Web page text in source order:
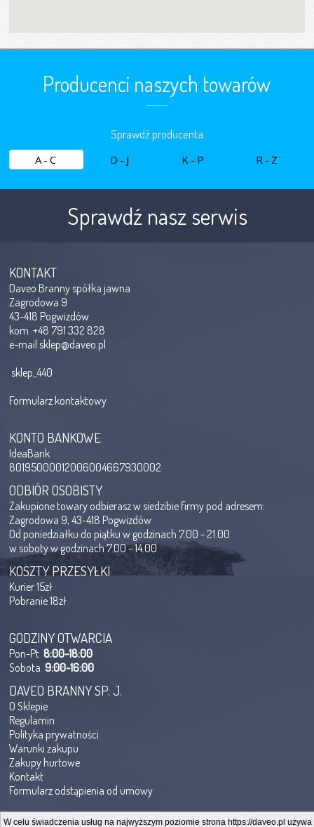
Producenci naszych towarów
Sprawdź producenta
A-C D-J K-P R-Z
Sprawdź nasz serwis
KONTAKT
Daveo Branny spółka jawna
Zagrodowa 9
43-418 Pogwizdów
kom. +48 791 332 828
e-mailsklep@daveo.pl
sklep_440
Formularz kontaktowy
KONTO BANKOWE
IdeaBank
80195000012006004667930002
ODBIÓR OSOBISTY
Zakupione towary odbierasz w siedzibie firmy pod adresem:
Zagrodowa 9, 43-418 Pogwizdów
Od poniedziałku do piątku w godzinach 7.00 - 21.00
w soboty w godzinach 7.00 - 14.00
KOSZTY PRZESYŁKI
Kurier 15zł
Pobranie 18zł
GODZINY OTWARCIA
Pon-Pt8:00-18:00
Sobota9:00-16:00
DAVEO BRANNY SP. J.
O Sklepie
Regulamin
Polityka prywatności
Warunki zakupu
Zakupy hurtowe
Kontakt
Formularz odstąpienia od umowy
W celu świadczenia usług na najwyższym poziomie strona https://daveo.pl używa